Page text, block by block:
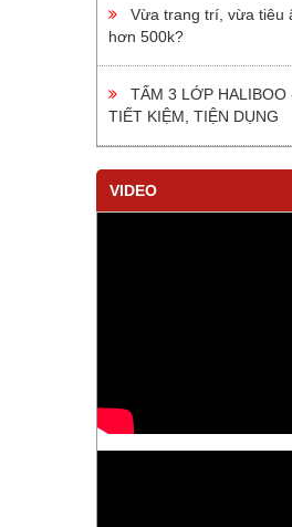
Vừa trang trí, vừa tiêu
hơn 500k?
TẤM 3 LỚP HALIBOO
TIẾT KIỆM, TIỆN DỤNG
VIDEO